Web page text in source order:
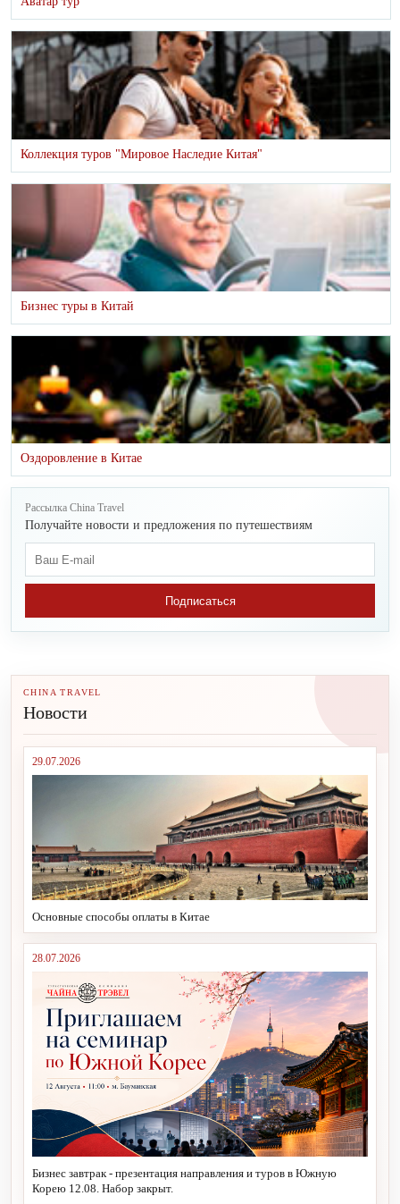
Коллекция туров "Мировое Наследие Китая"
Бизнес туры в Китай
Оздоровление в Китае
Рассылка China Travel
Получайте новости и предложения по путешествиям
Подписаться
CHINA TRAVEL
Новости
29.07.2026
Основные способы оплаты в Китае
28.07.2026
Бизнес завтрак - презентация направления и туров в Южную
Корею 12.08. Набор закрыт.